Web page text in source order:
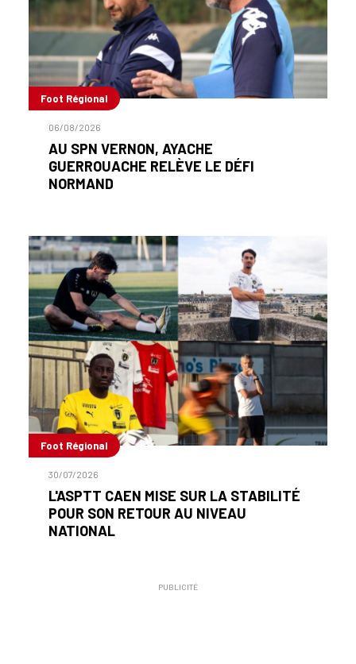
Foot Régional
06/08/2026
AU SPN VERNON, AYACHE
GUERROUACHE RELÈVE LE DÉFI
NORMAND
Foot Régional
30/07/2026
L'ASPTT CAEN MISE SUR LA STABILITÉ
POUR SON RETOUR AU NIVEAU
NATIONAL
PUBLICITÉ